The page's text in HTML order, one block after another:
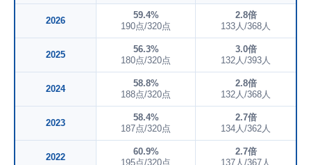
2026
59.4%
190点/320点
2.8倍
133人/368人
2025
56.3%
180点/320点
3.0倍
132人/393人
2024
58.8%
188点/320点
2.8倍
132人/368人
2023
58.4%
187点/320点
2.7倍
134人/362人
2022
60.9%
195点/320点
2.7倍
137人/367人